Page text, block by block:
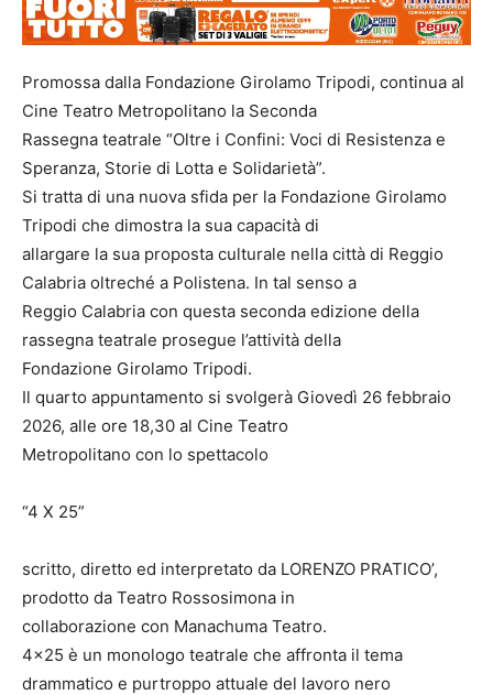
Promossa dalla Fondazione Girolamo Tripodi, continua al
Cine Teatro Metropolitano la Seconda
Rassegna teatrale “Oltre i Confini: Voci di Resistenza e
Speranza, Storie di Lotta e Solidarietà”.
Si tratta di una nuova sfida per la Fondazione Girolamo
Tripodi che dimostra la sua capacità di
allargare la sua proposta culturale nella città di Reggio
Calabria oltreché a Polistena. In tal senso a
Reggio Calabria con questa seconda edizione della
rassegna teatrale prosegue l’attività della
Fondazione Girolamo Tripodi.
Il quarto appuntamento si svolgerà Giovedì 26 febbraio
2026, alle ore 18,30 al Cine Teatro
Metropolitano con lo spettacolo
“4 X 25”
scritto, diretto ed interpretato da LORENZO PRATICO’,
prodotto da Teatro Rossosimona in
collaborazione con Manachuma Teatro.
4×25 è un monologo teatrale che affronta il tema
drammatico e purtroppo attuale del lavoro nero